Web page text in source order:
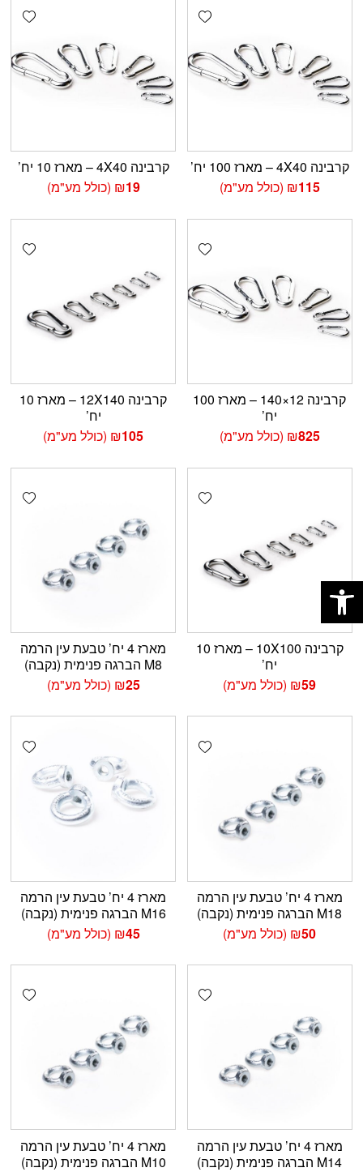
Add wishlist
קרבינה 4X40 – מארז 100 יח’
₪115 (כולל מע"מ)
קרבינה 4X40 – מארז 10 יח’
₪19 (כולל מע"מ)
Add wishlist
קרבינה 12×140 – מארז 100
יח’
₪825 (כולל מע"מ)
קרבינה 12X140 – מארז 10
יח’
₪105 (כולל מע"מ)
Add wishlist
קרבינה 10X100 – מארז 10
יח’
₪59 (כולל מע"מ)
מארז 4 יח’ טבעת עין הרמה
M8 הברגה פנימית (נקבה)
₪25 (כולל מע"מ)
Add wishlist
מארז 4 יח’ טבעת עין הרמה
M18 הברגה פנימית (נקבה)
₪50 (כולל מע"מ)
מארז 4 יח’ טבעת עין הרמה
M16 הברגה פנימית (נקבה)
₪45 (כולל מע"מ)
Add wishlist
מארז 4 יח’ טבעת עין הרמה
M14 הברגה פנימית (נקבה)
מארז 4 יח’ טבעת עין הרמה
M10 הברגה פנימית (נקבה)
פתח סרגל נגישות